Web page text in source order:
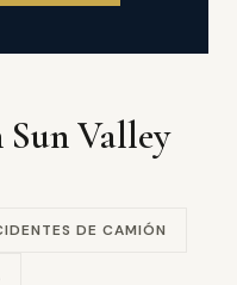
Sun Valley
DE CAMIÓN